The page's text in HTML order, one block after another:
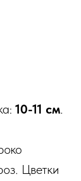
10-11 см.
Цветки